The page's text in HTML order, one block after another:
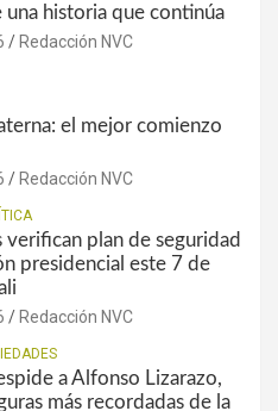
una historia que continúa
Redacción NVC
el mejor comienzo
Redacción NVC
plan de seguridad
presidencial este 7 de
Redacción NVC
a Alfonso Lizarazo,
más recordadas de la